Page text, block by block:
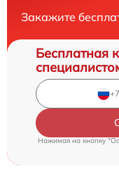
Закажите
Бесплатная
Нажимая на кнопку